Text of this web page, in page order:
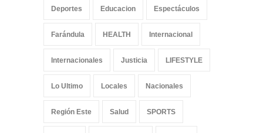
Deportes Educacion Espectáculos
Farándula HEALTH Internacional
Internacionales Justicia LIFESTYLE
Lo Ultimo Locales Nacionales
Región Este Salud SPORTS